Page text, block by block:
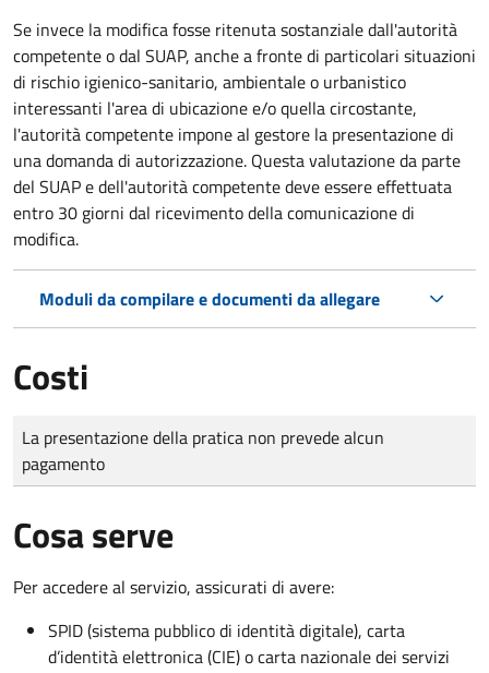
Se invece la modifica fosse ritenuta sostanziale dall'autorità
competente o dal SUAP, anche a fronte di particolari situazioni
di rischio igienico-sanitario, ambientale o urbanistico
interessanti l'area di ubicazione e/o quella circostante,
l'autorità competente impone al gestore la presentazione di
una domanda di autorizzazione. Questa valutazione da parte
del SUAP e dell'autorità competente deve essere effettuata
entro 30 giorni dal ricevimento della comunicazione di
modifica.
Moduli da compilare e documenti da allegare
Costi
Tipo di pagamento
Importo
La presentazione della pratica non prevede alcun
pagamento
Cosa serve
Per accedere al servizio, assicurati di avere:
SPID (sistema pubblico di identità digitale), carta
d’identità elettronica (CIE) o carta nazionale dei servizi